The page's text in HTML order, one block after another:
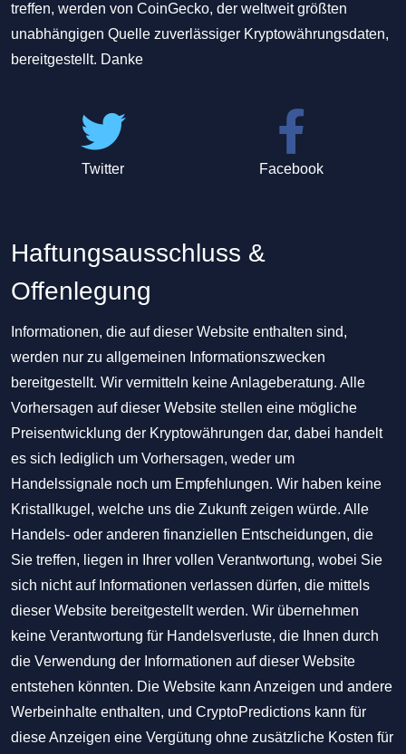
treffen, werden von CoinGecko, der weltweit größten
unabhängigen Quelle zuverlässiger Kryptowährungsdaten,
bereitgestellt. Danke
Twitter Facebook
Haftungsausschluss &
Offenlegung
Informationen, die auf dieser Website enthalten sind,
werden nur zu allgemeinen Informationszwecken
bereitgestellt. Wir vermitteln keine Anlageberatung. Alle
Vorhersagen auf dieser Website stellen eine mögliche
Preisentwicklung der Kryptowährungen dar, dabei handelt
es sich lediglich um Vorhersagen, weder um
Handelssignale noch um Empfehlungen. Wir haben keine
Kristallkugel, welche uns die Zukunft zeigen würde. Alle
Handels- oder anderen finanziellen Entscheidungen, die
Sie treffen, liegen in Ihrer vollen Verantwortung, wobei Sie
sich nicht auf Informationen verlassen dürfen, die mittels
dieser Website bereitgestellt werden. Wir übernehmen
keine Verantwortung für Handelsverluste, die Ihnen durch
die Verwendung der Informationen auf dieser Website
entstehen könnten. Die Website kann Anzeigen und andere
Werbeinhalte enthalten, und CryptoPredictions kann für
diese Anzeigen eine Vergütung ohne zusätzliche Kosten für